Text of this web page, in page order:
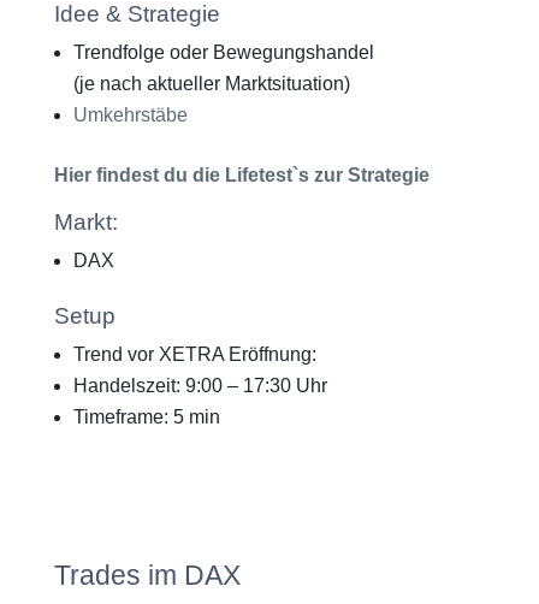
Idee & Strategie
Trendfolge oder Bewegungshandel
(je nach aktueller Marktsituation)
Umkehrstäbe
Hier findest du die Lifetest`s zur Strategie
Markt:
DAX
Setup
Trend vor XETRA Eröffnung:
Handelszeit: 9:00 – 17:30 Uhr
Timeframe: 5 min
Trades im DAX